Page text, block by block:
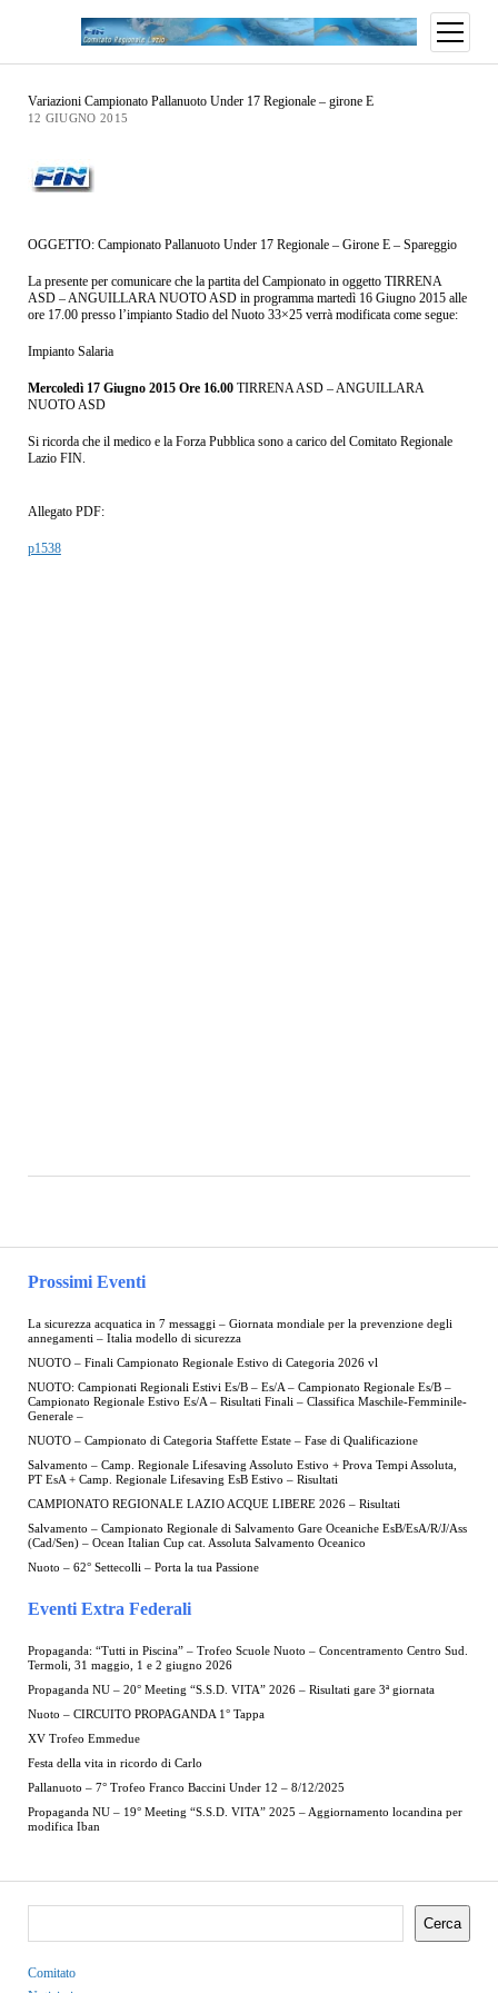
Prossimi Eventi
La sicurezza acquatica in 7 messaggi – Giornata mondiale per la prevenzione degli
annegamenti – Italia modello di sicurezza
NUOTO – Finali Campionato Regionale Estivo di Categoria 2026 vl
NUOTO: Campionati Regionali Estivi Es/B – Es/A – Campionato Regionale Es/B –
Campionato Regionale Estivo Es/A – Risultati Finali – Classifica Maschile-Femminile-
Generale –
NUOTO – Campionato di Categoria Staffette Estate – Fase di Qualificazione
Salvamento – Camp. Regionale Lifesaving Assoluto Estivo + Prova Tempi Assoluta,
PT EsA + Camp. Regionale Lifesaving EsB Estivo – Risultati
CAMPIONATO REGIONALE LAZIO ACQUE LIBERE 2026 – Risultati
Salvamento – Campionato Regionale di Salvamento Gare Oceaniche EsB/EsA/R/J/Ass
(Cad/Sen) – Ocean Italian Cup cat. Assoluta Salvamento Oceanico
Nuoto – 62° Settecolli – Porta la tua Passione
Eventi Extra Federali
Propaganda: “Tutti in Piscina” – Trofeo Scuole Nuoto – Concentramento Centro Sud.
Termoli, 31 maggio, 1 e 2 giugno 2026
Propaganda NU – 20° Meeting “S.S.D. VITA” 2026 – Risultati gare 3ª giornata
Nuoto – CIRCUITO PROPAGANDA 1° Tappa
XV Trofeo Emmedue
Festa della vita in ricordo di Carlo
Pallanuoto – 7° Trofeo Franco Baccini Under 12 – 8/12/2025
Propaganda NU – 19° Meeting “S.S.D. VITA” 2025 – Aggiornamento locandina per
modifica Iban
Variazioni Campionato Pallanuoto Under 17 Regionale – girone E
12 GIUGNO 2015
OGGETTO: Campionato Pallanuoto Under 17 Regionale – Girone E – Spareggio
La presente per comunicare che la partita del Campionato in oggetto TIRRENA
ASD – ANGUILLARA NUOTO ASD in programma martedì 16 Giugno 2015 alle
ore 17.00 presso l’impianto Stadio del Nuoto 33×25 verrà modificata come segue:
Impianto Salaria
Mercoledì 17 Giugno 2015 Ore 16.00TIRRENA ASD – ANGUILLARA
NUOTO ASD
Si ricorda che il medico e la Forza Pubblica sono a carico del Comitato Regionale
Lazio FIN.
Allegato PDF:
p1538
Cerca
Comitato